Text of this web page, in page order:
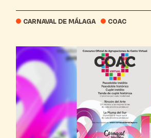
CARNAVAL DE MÁLAGA COAC